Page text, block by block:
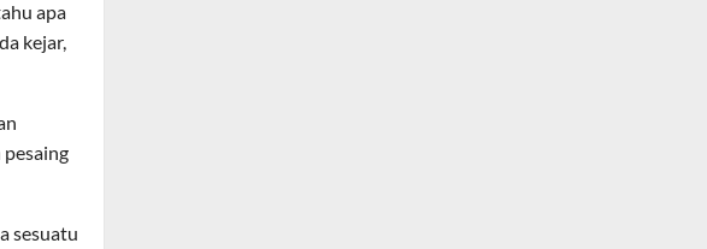
apa
kejar,
sesuatu